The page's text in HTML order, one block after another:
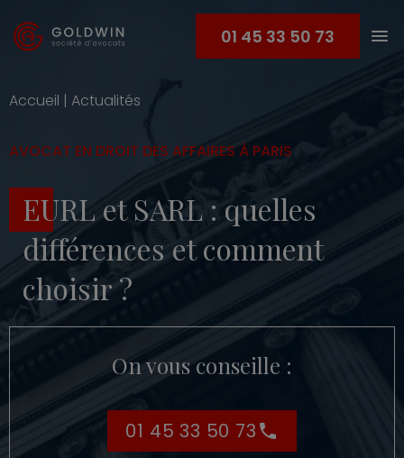
01 45 33 50 73
Accueil | Actualités
AVOCAT EN DROIT DES AFFAIRES À PARIS
EURL et SARL : quelles
différences et comment
choisir ?
On vous conseille :
01 45 33 50 73